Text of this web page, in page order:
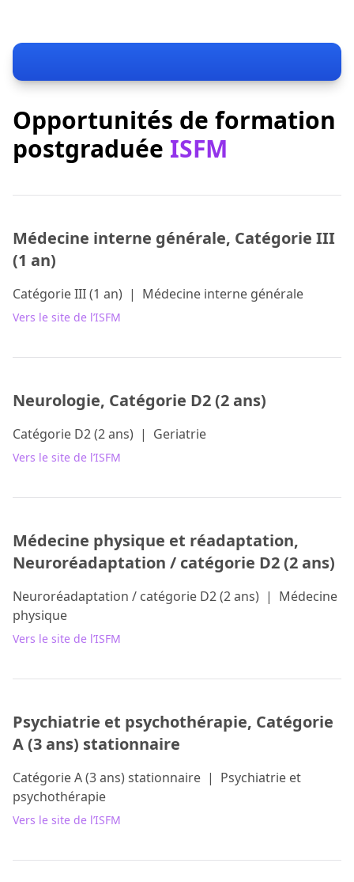
Opportunités de formation
postgraduée ISFM
Médecine interne générale, Catégorie III
(1 an)
Catégorie III (1 an) | Médecine interne générale
Vers le site de l’ISFM
Neurologie, Catégorie D2 (2 ans)
Catégorie D2 (2 ans) | Geriatrie
Vers le site de l’ISFM
Médecine physique et réadaptation,
Neuroréadaptation / catégorie D2 (2 ans)
Neuroréadaptation / catégorie D2 (2 ans) | Médecine
physique
Vers le site de l’ISFM
Psychiatrie et psychothérapie, Catégorie
A (3 ans) stationnaire
Catégorie A (3 ans) stationnaire | Psychiatrie et
psychothérapie
Vers le site de l’ISFM